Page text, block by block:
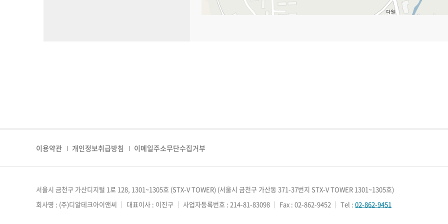
이용약관 개인정보취급방침 이메일주소무단수집거부
서울시 금천구 가산디지털 1로 128, 1301~1305호 (STX-V TOWER) (서울시 금천구 가산동 371-37번지 STX-V TOWER 1301~1305호)
회사명 : (주)디알테크아이앤씨 ｜ 대표이사 : 이진구 ｜ 사업자등록번호 : 214-81-83098 ｜ Fax : 02-862-9452 ｜ Tel : 02-862-9451